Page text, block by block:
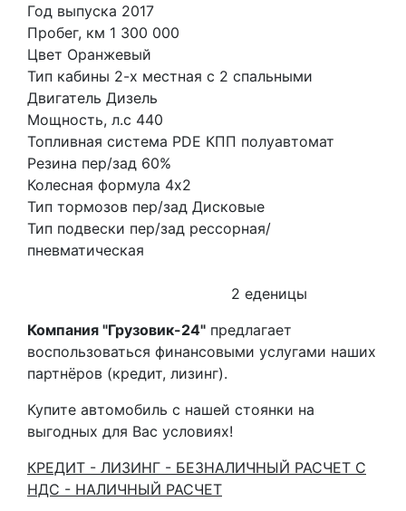
Год выпуска 2017
Пробег, км 1 300 000
Цвет Оранжевый
Тип кабины 2-х местная с 2 спальными
Двигатель Дизель
Мощность, л.с 440
Топливная система РDE КПП полуавтомат
Резина пер/зад 60%
Колесная формула 4х2
Тип тормозов пер/зад Дисковые
Тип подвески пер/зад рессорная/
пневматическая
2 еденицы
Компания "Грузовик-24" предлагает
воспользоваться финансовыми услугами наших
партнёров (кредит, лизинг).
Купите автомобиль с нашей стоянки на
выгодных для Вас условиях!
КРЕДИТ - ЛИЗИНГ - БЕЗНАЛИЧНЫЙ РАСЧЕТ С
НДС - НАЛИЧНЫЙ РАСЧЕТ